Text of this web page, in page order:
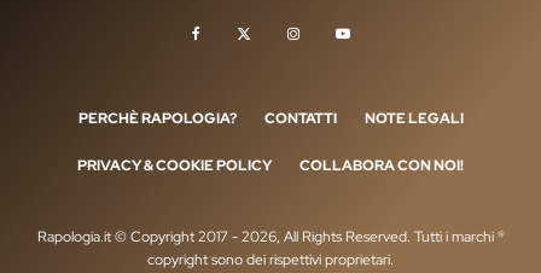
PERCHÈ RAPOLOGIA? CONTATTI NOTE LEGALI
PRIVACY & COOKIE POLICY COLLABORA CON NOI!
Rapologia.it © Copyright 2017 - 2026, All Rights Reserved. Tutti i marchi ®
copyright sono dei rispettivi proprietari.